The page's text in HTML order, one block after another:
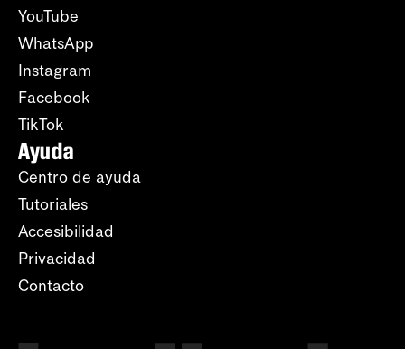
YouTube
WhatsApp
Instagram
Facebook
TikTok
Ayuda
Centro de ayuda
Tutoriales
Accesibilidad
Privacidad
Contacto